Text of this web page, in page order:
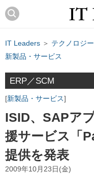
IT Leaders ＞ テクノロジ
新製品・サービス
ERP／SCM
新製品・サービス
ISID、SAPア
援サービス「
提供を発表
2009年10月23日(金)